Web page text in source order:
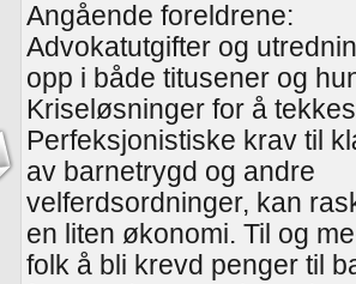
Angående foreldrene:
Advokatutgifter og
opp i både titusener og
Kriseløsninger for å
Perfeksjonistiske krav til
av barnetrygd og andre
velferdsordninger, kan
en liten økonomi. Til og
folk å bli krevd penger til